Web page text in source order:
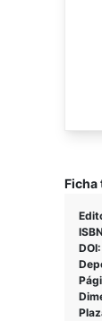
Ficha
DOI: